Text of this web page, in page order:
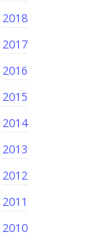
2018
2017
2016
2015
2014
2013
2012
2011
2010